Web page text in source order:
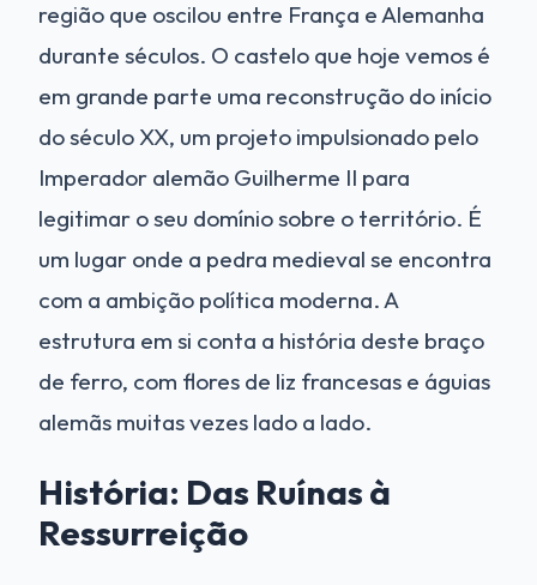
região que oscilou entre França e Alemanha
durante séculos. O castelo que hoje vemos é
em grande parte uma reconstrução do início
do século XX, um projeto impulsionado pelo
Imperador alemão Guilherme II para
legitimar o seu domínio sobre o território. É
um lugar onde a pedra medieval se encontra
com a ambição política moderna. A
estrutura em si conta a história deste braço
de ferro, com flores de liz francesas e águias
alemãs muitas vezes lado a lado.
História: Das Ruínas à
Ressurreição